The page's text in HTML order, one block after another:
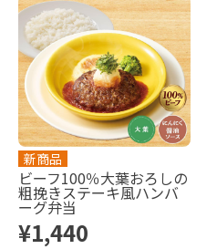
新商品
ビーフ100％大葉おろしの
粗挽きステーキ風ハンバ
ーグ弁当
¥1,440